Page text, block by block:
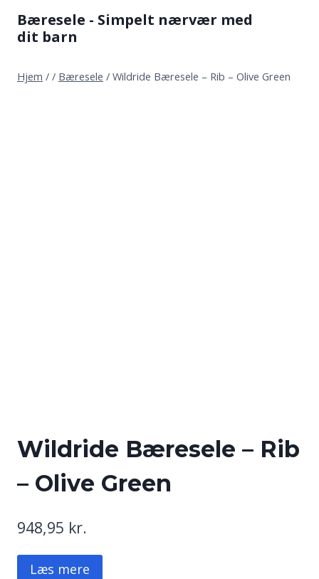
indhold
Bæresele - Simpelt nærvær med
dit barn
Hjem / / Bæresele / Wildride Bæresele – Rib – Olive Green
Wildride Bæresele – Rib
– Olive Green
948,95 kr.
Læs mere